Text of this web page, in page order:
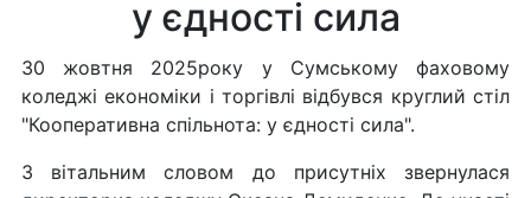
у єдності сила
30 жовтня 2025року у Сумському фаховому
коледжі економіки і торгівлі відбувся круглий стіл
"Кооперативна спільнота: у єдності сила".
З вітальним словом до присутніх звернулася